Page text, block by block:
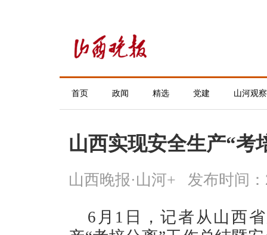
首页 政闻 精选 党建 山河观察
山西实现安全生产“考
山西晚报·山河+ 发布时间：
6月1日，记者从山西